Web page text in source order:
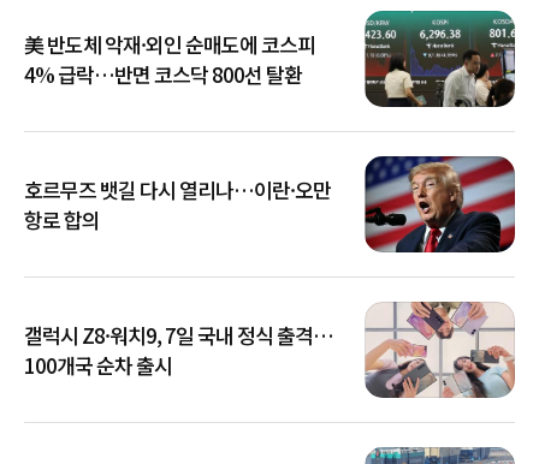
美 반도체 악재·외인 순매도에 코스피
4% 급락…반면 코스닥 800선 탈환
호르무즈 뱃길 다시 열리나…이란·오만
항로 합의
갤럭시 Z8·워치9, 7일 국내 정식 출격…
100개국 순차 출시